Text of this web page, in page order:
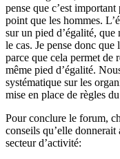
pense que c’est
point que les hommes.
sur un pied d’égalité, que
le cas. Je pense donc que
parce que cela permet de
même pied d’égalité.
systématique sur les
mise en place de règles
Pour conclure le forum,
conseils qu’elle
secteur d’activité: